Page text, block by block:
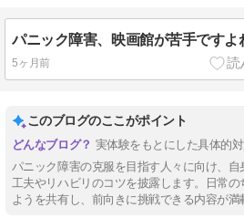
5ヶ月前
このブログのここがポイント
実体験をもとにした具体的
パニック障害の克服を目指す人々に向け、
工夫やリハビリのコツを披露します。日常
ようを共有し、前向きに挑戦できる内容が満